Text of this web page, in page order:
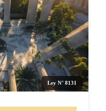
Ley N° 8131